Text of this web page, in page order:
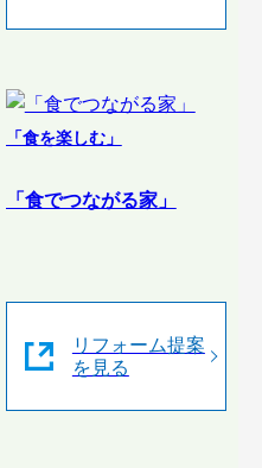
「食を楽しむ」
「食でつながる家」
リフォーム提案
を見る